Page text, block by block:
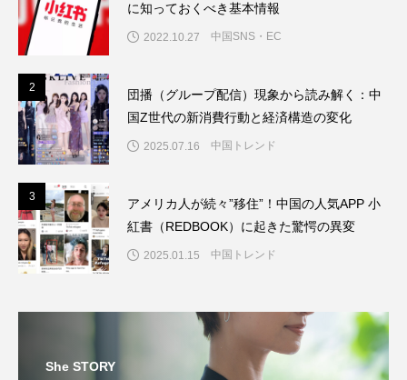
に知っておくべき基本情報
2022.10.27 中国SNS・EC
2
団播（グループ配信）現象から読み解く：中
国Z世代の新消費行動と経済構造の変化
2025.07.16 中国トレンド
3
アメリカ人が続々”移住”！中国の人気APP 小
紅書（REDBOOK）に起きた驚愕の異変
2025.01.15 中国トレンド
She STORY